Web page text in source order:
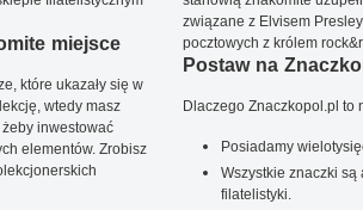
miejsce
które ukazały się w
wtedy masz
inwestować
elementów. Zrobisz
związane z Elvisem
pocztowych z królem
Postaw na
Dlaczego Znaczkopol.pl to
Posiadamy
Wszystkie znaczki
filatelistyki.